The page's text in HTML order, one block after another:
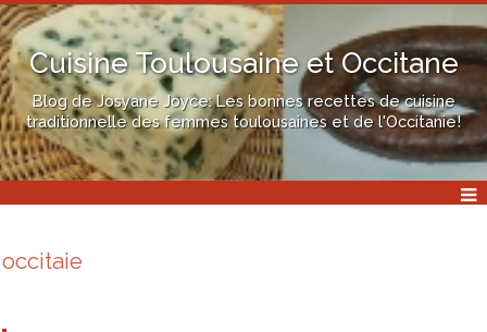
Cuisine Toulousaine et Occitane
Blog de Josyane Joyce: Les bonnes recettes de cuisine
traditionnelle des femmes toulousaines et de l'Occitanie!
occitaie